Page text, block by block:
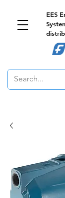
EES